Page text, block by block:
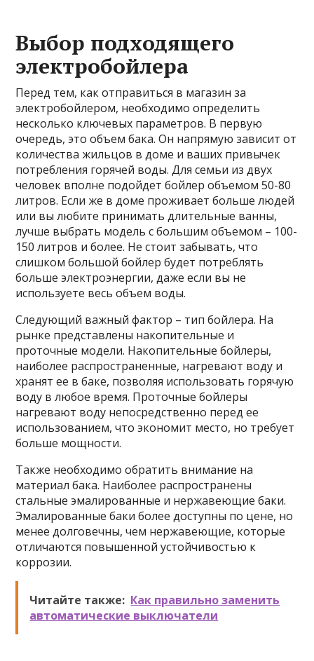
Выбор подходящего
электробойлера
Перед тем, как отправиться в магазин за
электробойлером, необходимо определить
несколько ключевых параметров. В первую
очередь, это объем бака. Он напрямую зависит от
количества жильцов в доме и ваших привычек
потребления горячей воды. Для семьи из двух
человек вполне подойдет бойлер объемом 50-80
литров. Если же в доме проживает больше людей
или вы любите принимать длительные ванны,
лучше выбрать модель с большим объемом – 100-
150 литров и более. Не стоит забывать, что
слишком большой бойлер будет потреблять
больше электроэнергии, даже если вы не
используете весь объем воды.
Следующий важный фактор – тип бойлера. На
рынке представлены накопительные и
проточные модели. Накопительные бойлеры,
наиболее распространенные, нагревают воду и
хранят ее в баке, позволяя использовать горячую
воду в любое время. Проточные бойлеры
нагревают воду непосредственно перед ее
использованием, что экономит место, но требует
больше мощности.
Также необходимо обратить внимание на
материал бака. Наиболее распространены
стальные эмалированные и нержавеющие баки.
Эмалированные баки более доступны по цене, но
менее долговечны, чем нержавеющие, которые
отличаются повышенной устойчивостью к
коррозии.
Читайте также: Как правильно заменить
автоматические выключатели